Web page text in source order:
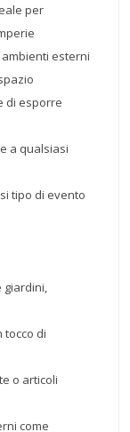
per
esterni
di esporre
a qualsiasi
tipo di evento
giardini,
tocco di
o articoli
come